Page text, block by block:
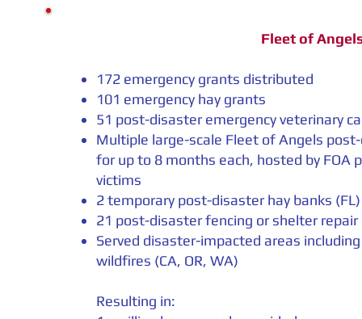
Fleet of
172 emergency grants distributed
101 emergency hay grants
51 post-disaster emergency veterinary
Multiple large-scale Fleet of Angels
for up to 8 months each, hosted by
victims
2 temporary post-disaster hay banks (FL)
21 post-disaster fencing or shelter
Served disaster-impacted areas
wildfires (CA, OR, WA)
Resulting in: